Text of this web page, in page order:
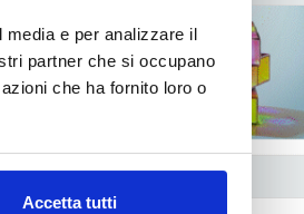
e per analizzare il
partner che si occupano
che ha fornito loro o
Accetta tutti